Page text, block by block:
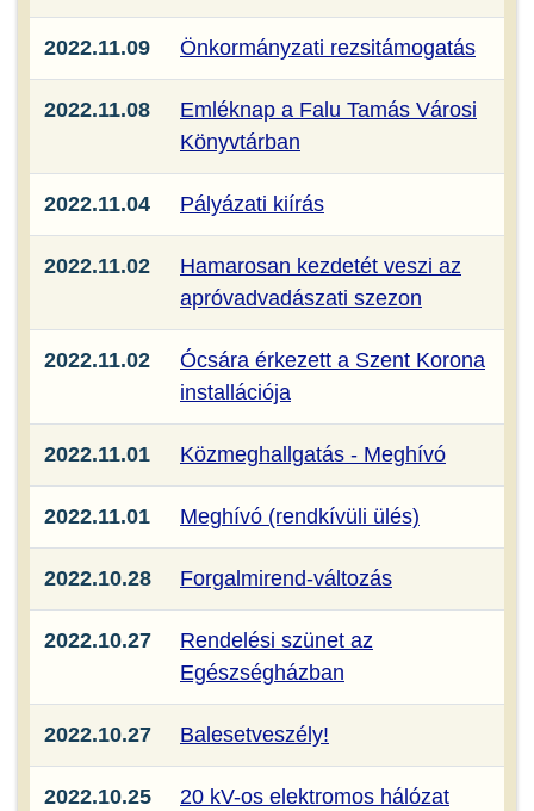
2022.11.09 Önkormányzati rezsitámogatás
2022.11.08
Emléknap a Falu Tamás Városi
Könyvtárban
2022.11.04 Pályázati kiírás
2022.11.02
Hamarosan kezdetét veszi az
apróvadvadászati szezon
2022.11.02
Ócsára érkezett a Szent Korona
installációja
2022.11.01 Közmeghallgatás - Meghívó
2022.11.01 Meghívó (rendkívüli ülés)
2022.10.28 Forgalmirend-változás
2022.10.27
Rendelési szünet az
Egészségházban
2022.10.27 Balesetveszély!
2022.10.25
20 kV-os elektromos hálózat